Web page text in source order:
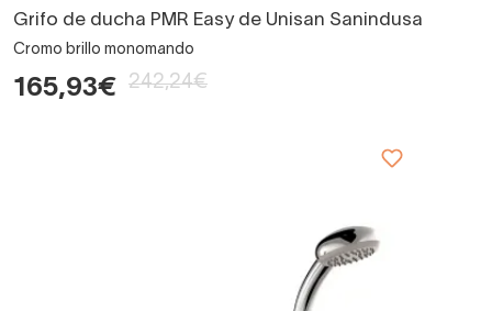
Grifo de ducha PMR Easy de Unisan Sanindusa
Cromo brillo monomando
165,93€ 242,24€